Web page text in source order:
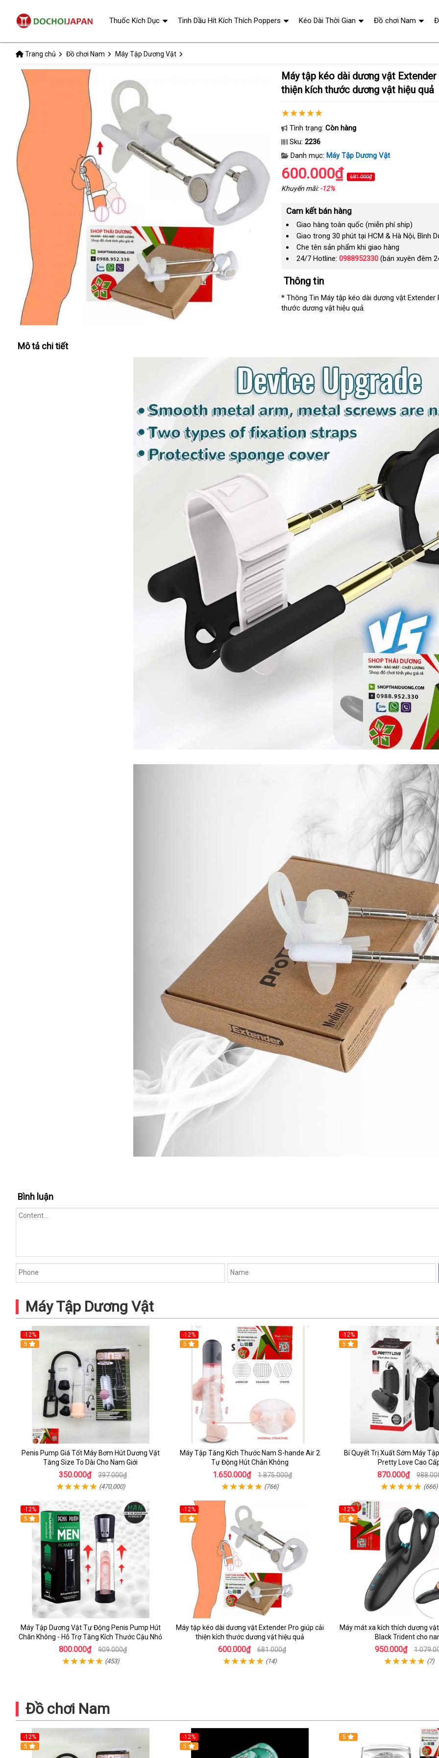
Trang chủ Đồ chơi Nam Máy Tập Dương Vật
Máy tập kéo dài dương vật Extender Pro giúp cải
thiện kích thước dương vật hiệu quả
Tình trạng: Còn hàng
Sku: 2236
Danh mục: Máy Tập Dương Vật
600.000₫ 681.000₫
Khuyến mãi:-12%
Cam kết bán hàng
Giao hàng toàn quốc (miễn phí ship)
Giao trong 30 phút tại HCM & Hà Nội, Bình
Che tên sản phẩm khi giao hàng
24/7 Hotline: 0988952330(bán xuyên đêm
Thông tin
* Thông Tin Máy tập kéo dài dương vật Extender
thước dương vật hiệu quả.
Mô tả chi tiết
Bình luận
Máy Tập Dương Vật
-12%
5
Penis Pump Giá Tốt Máy Bơm Hút Dương Vật
Tăng Size To Dài Cho Nam Giới
350.000₫ 397.000₫
(470,000)
-12%
5
Máy Tập Tăng Kích Thước Nam S-hande Air 2
Tự Động Hút Chân Không
1.650.000₫ 1.875.000₫
(766)
-12%
5
Bí Quyết Trị Xuất Sớm Máy
Pretty Love Cao
870.000₫
(666)
-12%
5
Máy Tập Dương Vật Tự Động Penis Pump Hút
Chân Không - Hỗ Trợ Tăng Kích Thước Cậu Nhỏ
800.000₫ 909.000₫
(453)
-12%
5
Máy tập kéo dài dương vật Extender Pro giúp cải
thiện kích thước dương vật hiệu quả
600.000₫ 681.000₫
(14)
-12%
5
Máy mát xa kích thích dương
Black Trident cho
950.000₫
(7)
Đồ chơi Nam
-12%
5
-12%
5
5
Thuốc Kích Dục Tinh Dầu Hít Kích Thích Poppers Kéo Dài Thời Gian Đồ chơi Nam